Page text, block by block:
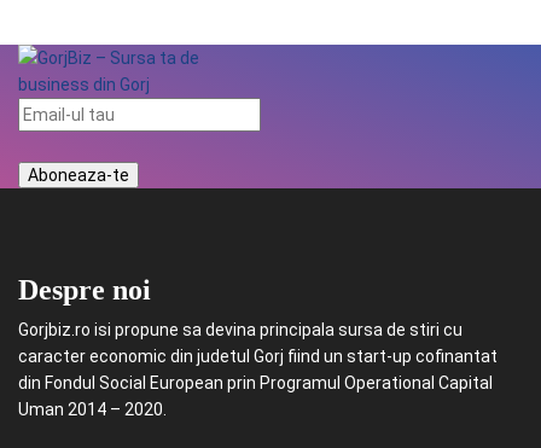
Despre noi
Gorjbiz.ro isi propune sa devina principala sursa de stiri cu
caracter economic din judetul Gorj fiind un start-up cofinantat
din Fondul Social European prin Programul Operational Capital
Uman 2014 – 2020.